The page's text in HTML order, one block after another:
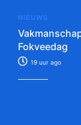
NIEUWS
Fokveedag
19 uur ago